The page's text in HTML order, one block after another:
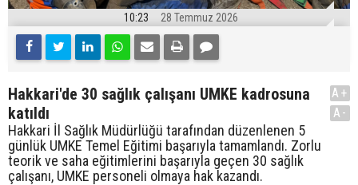
10:23 28 Temmuz 2026
Hakkari'de 30 sağlık çalışanı UMKE kadrosuna
katıldı
Hakkari İl Sağlık Müdürlüğü tarafından düzenlenen 5
günlük UMKE Temel Eğitimi başarıyla tamamlandı. Zorlu
teorik ve saha eğitimlerini başarıyla geçen 30 sağlık
çalışanı, UMKE personeli olmaya hak kazandı.
A+
A-